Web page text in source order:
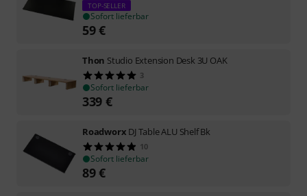
TOP-SELLER
Sofort lieferbar
59€
Thon Studio Extension Desk 3U OAK
3
Sofort lieferbar
339 €
Roadworx DJ Table ALU Shelf Bk
10
Sofort lieferbar
89€